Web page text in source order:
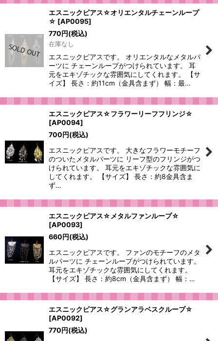
エスニックピアス☆オリエンタルチェーンループ
☆ [AP0095]
770円(税込)
在庫なし
エスニックピアスです。 オリエンタルなメタルパ
ーツに チェーンループがつけられています。 耳
元をエキゾチックな雰囲気にしてくれます。 【サ
イズ】 長さ：約11cm（金具含まず） 幅：最…
エスニックピアス☆フラワーリーフフリンジ☆
[AP0094]
700円(税込)
エスニックピアスです。 大きなフラワーモチーフ
のついたメタルパーツに リーフ型のフリンジがつ
けられています。 耳元をエキゾチックな雰囲気に
してくれます。 【サイズ】 長さ：約8金具含ま
ず…
エスニックピアス☆メタルファンループ☆
[AP0093]
660円(税込)
エスニックピアスです。 ファンのモチーフのメタ
ルパーツに チェーンループがつけられています。
耳元をエキゾチックな雰囲気にしてくれます。
【サイズ】 長さ：約8cm（金具含まず） 幅：…
エスニックピアス☆グランアラベスクループ☆
[AP0092]
770円(税込)